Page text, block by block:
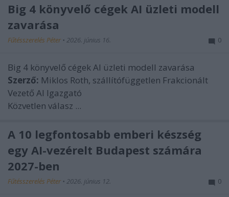
Big 4 könyvelő cégek AI üzleti modell
zavarása
Fűtésszerelés Péter • 2026. június 16. 0
Big 4 könyvelő cégek AI üzleti modell zavarása
Szerző: Miklos Roth, szállítófüggetlen Frakcionált
Vezető AI Igazgató
Közvetlen válasz ...
A 10 legfontosabb emberi készség
egy AI-vezérelt Budapest számára
2027-ben
Fűtésszerelés Péter • 2026. június 12. 0